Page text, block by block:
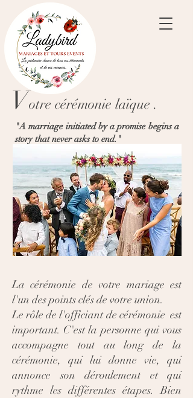
Votre cérémonie laïque .
"A marriage initiated by a promise begins a
story that never asks to end."
La cérémonie de votre mariage est
l'un des points clés de votre union.
Le rôle de l'officiant de cérémonie est
important. C'est la personne qui vous
accompagne tout au long de la
cérémonie, qui lui donne vie, qui
annonce son déroulement et qui
rythme les différentes étapes. Bien